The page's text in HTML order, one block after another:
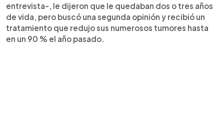
entrevista-, le dijeron que le quedaban dos o tres años
de vida, pero buscó una segunda opinión y recibió un
tratamiento que redujo sus numerosos tumores hasta
en un 90 % el año pasado.